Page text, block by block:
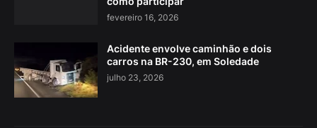
fevereiro 16, 2026
Acidente envolve caminhão e dois
carros na BR-230, em Soledade
julho 23, 2026